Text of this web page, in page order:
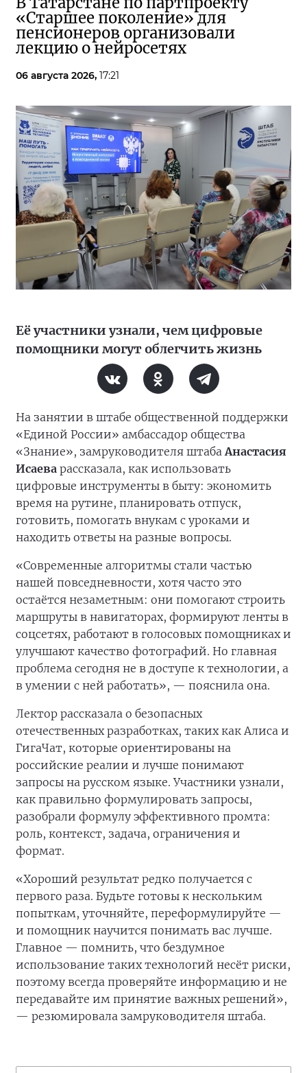
«Старшее поколение» для
пенсионеров организовали
лекцию о нейросетях
06 августа 2026, 17:21
Её участники узнали, чем цифровые
помощники могут облегчить жизнь
На занятии в штабе общественной поддержки
«Единой России» амбассадор общества
«Знание», замруководителя штабаАнастасия
Исаева рассказала, как использовать
цифровые инструменты в быту: экономить
время на рутине, планировать отпуск,
готовить, помогать внукам с уроками и
находить ответы на разные вопросы.
«Современные алгоритмы стали частью
нашей повседневности, хотя часто это
остаётся незаметным: они помогают строить
маршруты в навигаторах, формируют ленты в
соцсетях, работают в голосовых помощниках и
улучшают качество фотографий. Но главная
проблема сегодня не в доступе к технологии, а
в умении с ней работать», — пояснила она.
Лектор рассказала о безопасных
отечественных разработках, таких как Алиса и
ГигаЧат, которые ориентированы на
российские реалии и лучше понимают
запросы на русском языке. Участники узнали,
как правильно формулировать запросы,
разобрали формулу эффективного промта:
роль, контекст, задача, ограничения и
формат.
«Хороший результат редко получается с
первого раза. Будьте готовы к нескольким
попыткам, уточняйте, переформулируйте —
и помощник научится понимать вас лучше.
Главное — помнить, что бездумное
использование таких технологий несёт риски,
поэтому всегда проверяйте информацию и не
передавайте им принятие важных решений»,
— резюмировала замруководителя штаба.